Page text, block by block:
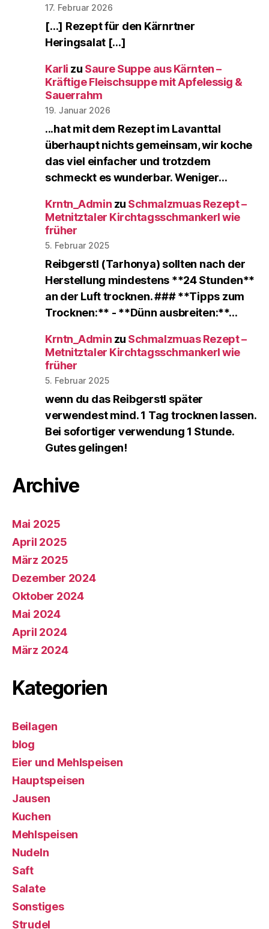
17. Februar 2026
[…] Rezept für den Kärnrtner
Heringsalat […]
Karli zu Saure Suppe aus Kärnten –
Kräftige Fleischsuppe mit Apfelessig &
Sauerrahm
19. Januar 2026
...hat mit dem Rezept im Lavanttal
überhaupt nichts gemeinsam, wir koche
das viel einfacher und trotzdem
schmeckt es wunderbar. Weniger…
Krntn_Admin zu Schmalzmuas Rezept –
Metnitztaler Kirchtagsschmankerl wie
früher
5. Februar 2025
Reibgerstl (Tarhonya) sollten nach der
Herstellung mindestens **24 Stunden**
an der Luft trocknen. ### **Tipps zum
Trocknen:** - **Dünn ausbreiten:**…
Krntn_Admin zu Schmalzmuas Rezept –
Metnitztaler Kirchtagsschmankerl wie
früher
5. Februar 2025
wenn du das Reibgerstl später
verwendest mind. 1 Tag trocknen lassen.
Bei sofortiger verwendung 1 Stunde.
Gutes gelingen!
Archive
Mai 2025
April 2025
März 2025
Dezember 2024
Oktober 2024
Mai 2024
April 2024
März 2024
Kategorien
Beilagen
blog
Eier und Mehlspeisen
Hauptspeisen
Jausen
Kuchen
Mehlspeisen
Nudeln
Saft
Salate
Sonstiges
Strudel